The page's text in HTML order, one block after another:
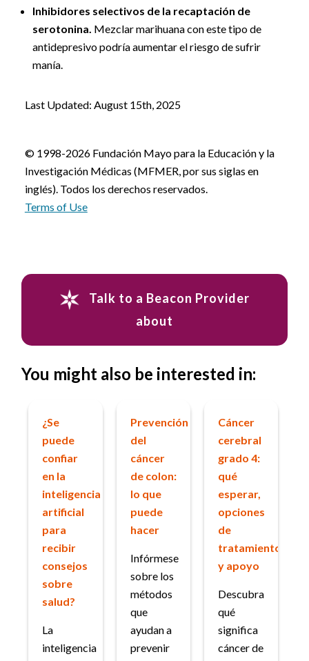
Inhibidores selectivos de la recaptación de
serotonina. Mezclar marihuana con este tipo de
antidepresivo podría aumentar el riesgo de sufrir
manía.
Last Updated: August 15th, 2025
© 1998-2026 Fundación Mayo para la Educación y la
Investigación Médicas (MFMER, por sus siglas en
inglés). Todos los derechos reservados.
Terms of Use
Talk to a Beacon Provider
about
You might also be interested in:
¿Se
puede
confiar
en la
inteligencia
artificial
para
recibir
consejos
sobre
salud?
La
inteligencia
Prevención
del
cáncer
de colon:
lo que
puede
hacer
Infórmese
sobre los
métodos
que
ayudan a
prevenir
Cáncer
cerebral
grado 4:
qué
esperar,
opciones
de
tratamiento
y apoyo
Descubra
qué
significa
cáncer de